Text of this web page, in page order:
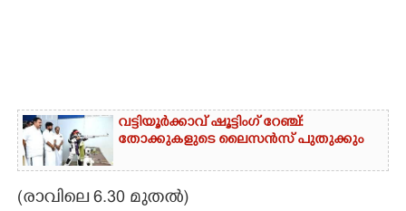
LITERATURE
ZOOM
വട്ടിയൂർക്കാവ് ഷൂട്ടിംഗ് റേഞ്ച്:
തോക്കുകളുടെ ലൈസൻസ് പുതുക്കും
(രാവിലെ 6.30 മുതൽ)